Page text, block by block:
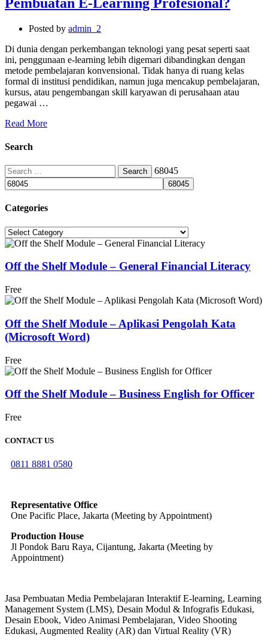
Posted by admin_2
Di dunia dengan perkembangan teknologi yang pesat seperti saat
ini, penggunaan e-learning lebih digemari dibandingkan dengan
metode pembelajaran konvensional. Tidak hanya di ruang kelas
formal di institusi pendidikan, namun juga mencakup pembelajaran,
kursus, atau pengembangan skill karyawan di perusahaan atau
pegawai …
Read More
Search
Search
for:
68045
Categories
Categories
Off the Shelf Module – General Financial Literacy
Free
Off the Shelf Module – Aplikasi Pengolah Kata
(Microsoft Word)
Free
Off the Shelf Module – Business English for Officer
Free
CONTACT US
0811 8881 0580
Representative Office
One Pacific Place, Jakarta (Meeting by Appointment)
Production House
Jl Pondok Baru Raya, Cijantung, Jakarta (Meeting by
Appointment)
Jasa Pembuatan Media Pembelajaran Interaktif E-learning, Learning
Management System (LMS), Desain Modul & Infografis Edukasi,
Desain Ebook, Video Animasi Pembelajaran, Video Shooting
Edukasi, Augmented Reality (AR) dan Virtual Reality (VR)